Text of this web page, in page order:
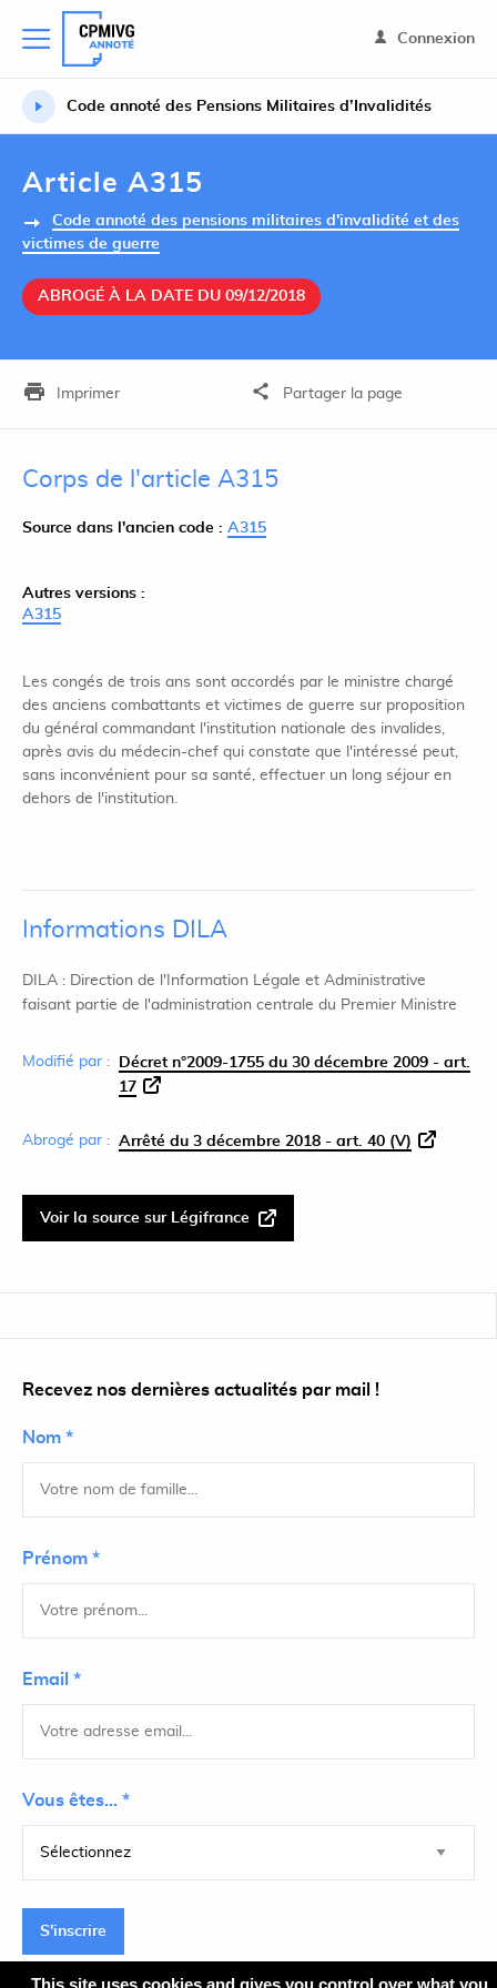
Connexion
Code annoté des Pensions Militaires d’Invalidités
Article A315
Code annoté des pensions militaires d'invalidité et des
victimes de guerre
ABROGÉ À LA DATE DU 09/12/2018
Imprimer Partager la page
Corps de l'article A315
Source dans l'ancien code : A315
Autres versions :
A315
Les congés de trois ans sont accordés par le ministre chargé
des anciens combattants et victimes de guerre sur proposition
du général commandant l'institution nationale des invalides,
après avis du médecin-chef qui constate que l'intéressé peut,
sans inconvénient pour sa santé, effectuer un long séjour en
dehors de l'institution.
Informations DILA
DILA : Direction de l'Information Légale et Administrative
faisant partie de l'administration centrale du Premier Ministre
Modifié par :
Décret n°2009-1755 du 30 décembre 2009 - art.
17
Abrogé par : Arrêté du 3 décembre 2018 - art. 40 (V)
Voir la source sur Légifrance
Recevez nos dernières actualités par mail !
Nom *
Prénom *
Email *
Vous êtes... *
S'inscrire
This site uses cookies and gives you control over what you